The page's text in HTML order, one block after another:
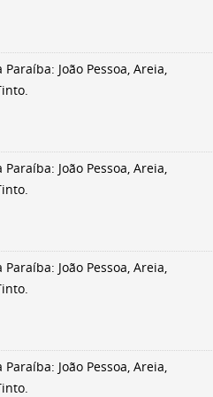
João Pessoa, Areia,
João Pessoa, Areia,
João Pessoa, Areia,
João Pessoa, Areia,